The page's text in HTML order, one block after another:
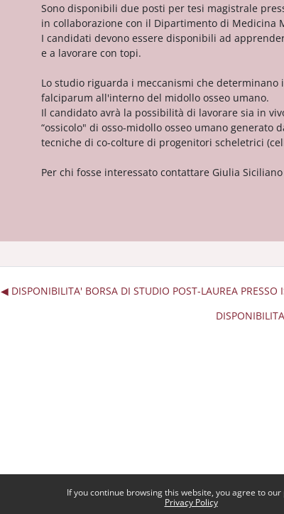
If you continue browsing this website, you agree to our
Privacy Policy
Sono disponibili due posti per tesi magistrale
in collaborazione con il Dipartimento di Medicina
I candidati devono essere disponibili ad
e a lavorare con topi.
Lo studio riguarda i meccanismi che
falciparum all'interno del midollo osseo umano.
Il candidato avrà la possibilità di lavorare sia in
“ossicolo" di osso-midollo osseo umano
tecniche di co-colture di progenitori scheletrici
Per chi fosse interessato contattare Giulia Siciliano
◀︎ DISPONIBILITA' BORSA DI STUDIO POST-LAUREA